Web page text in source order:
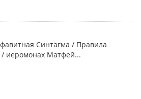
Синтагма / Правила
иеромонах Матфей...